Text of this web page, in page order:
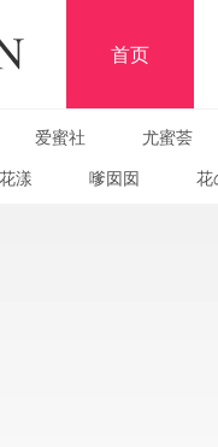
首页
爱蜜社 尤蜜荟
花漾 嗲囡囡 花